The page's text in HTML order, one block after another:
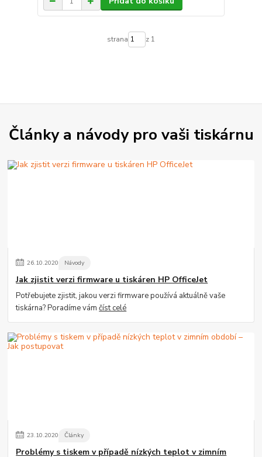
strana z 1
Články a návody pro vaši tiskárnu
26.10.2020 Návody
Jak zjistit verzi firmware u tiskáren HP OfficeJet
Potřebujete zjistit, jakou verzi firmware používá aktuálně vaše
tiskárna? Poradíme vámčíst celé
23.10.2020 Články
Problémy s tiskem v případě nízkých teplot v zimním